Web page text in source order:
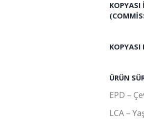
KOPYASI
KOPYASI
ÜRÜN
EPD –
LCA –